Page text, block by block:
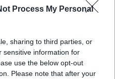
Process My Personal
sharing to third parties, or
sensitive information for
use the below opt-out
Please note that after your